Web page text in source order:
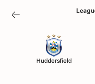
Huddersfield